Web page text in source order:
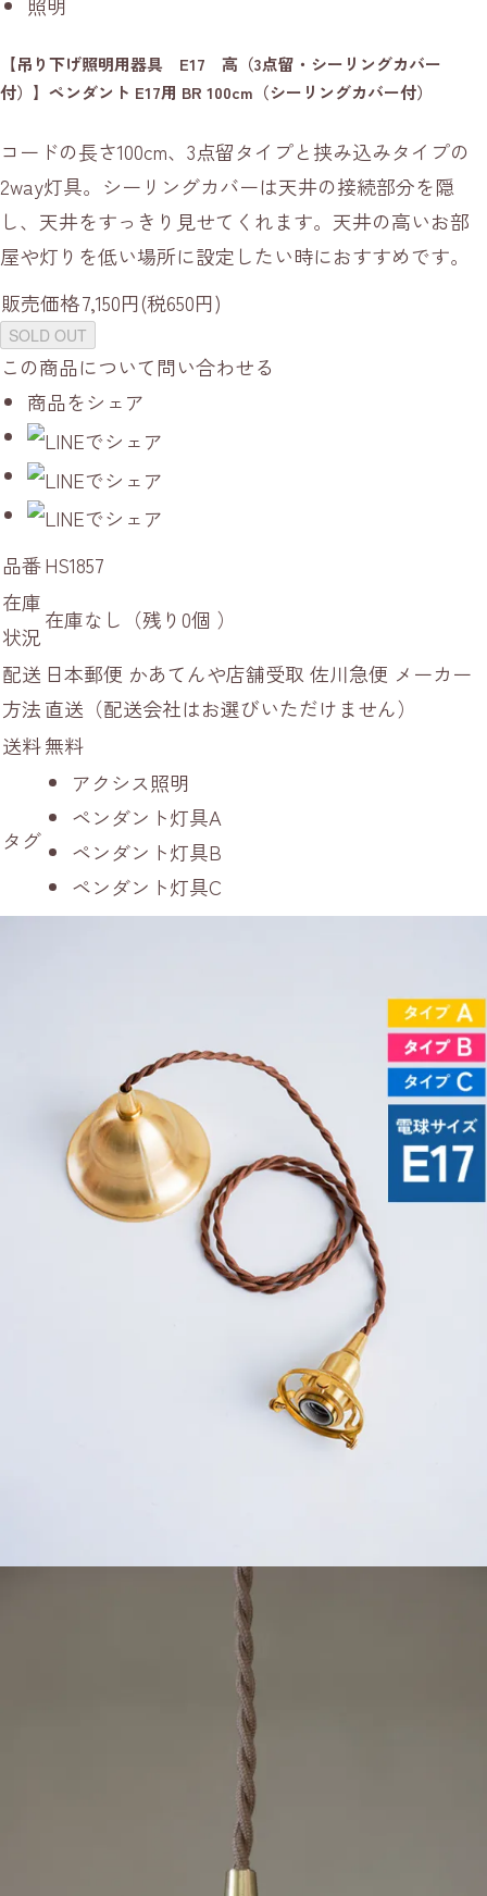
照明
【吊り下げ照明用器具 E17 高（3点留・シーリングカバー
付）】ペンダント E17用 BR 100cm（シーリングカバー付）
コードの長さ100cm、3点留タイプと挟み込みタイプの
2way灯具。シーリングカバーは天井の接続部分を隠
し、天井をすっきり見せてくれます。天井の高いお部
屋や灯りを低い場所に設定したい時におすすめです。
販売価格7,150円(税650円)
SOLD OUT
この商品について問い合わせる
商品をシェア
品番HS1857
在庫
状況
在庫なし（残り0個 ）
配送
方法
日本郵便 かあてんや店舗受取 佐川急便 メーカー
直送（配送会社はお選びいただけません）
送料無料
タグ
アクシス照明
ペンダント灯具A
ペンダント灯具B
ペンダント灯具C